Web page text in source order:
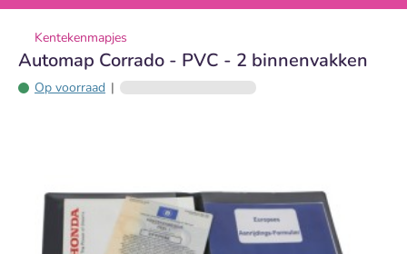
Kentekenmapjes
Automap Corrado - PVC - 2 binnenvakken
Op voorraad |